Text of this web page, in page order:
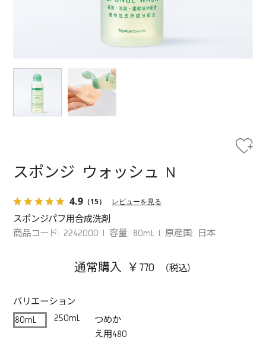
スポンジ ウォッシュ N
4.9 （15） レビューを見る
スポンジパフ用合成洗剤
商品コード: 2242000
容量: 80mL 原産国: 日本
通常購入 ￥770
バリエーション
80mL 250mL
つめか
え用480